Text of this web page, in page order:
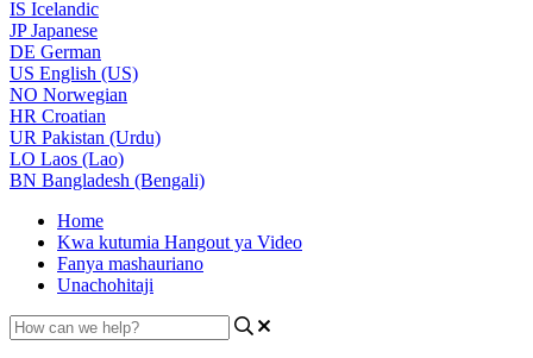
IS Icelandic
JPJapanese
DE German
US English (US)
NO Norwegian
HR Croatian
UR Pakistan (Urdu)
LO Laos (Lao)
BN Bangladesh (Bengali)
Home
Kwa kutumia Hangout ya Video
Fanya mashauriano
Unachohitaji